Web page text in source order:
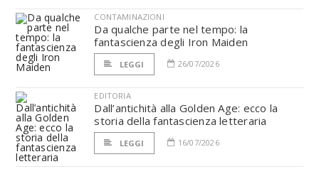
CONTAMINAZIONI
Da qualche parte nel tempo: la
fantascienza degli Iron Maiden
LEGGI 26/07/2026
EDITORIA
Dall’antichità alla Golden Age: ecco la
storia della fantascienza letteraria
LEGGI 16/07/2026